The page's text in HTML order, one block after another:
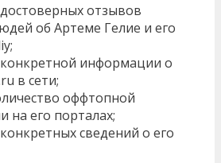
отзывов
об Артеме Гелие и его
конкретной информации о
в сети;
оффтопной
на его порталах;
сведений о его